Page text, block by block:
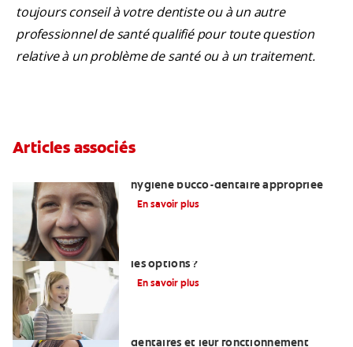
toujours conseil à votre dentiste ou à un autre
professionnel de santé qualifié pour toute question
relative à un problème de santé ou à un traitement.
Articles associés
hygiène bucco-dentaire appropriée
En savoir plus
les options ?
En savoir plus
dentaires et leur fonctionnement